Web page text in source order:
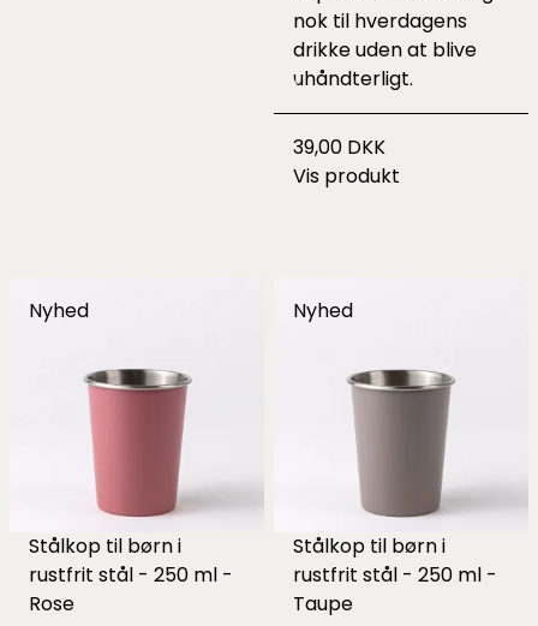
nok til hverdagens
drikke uden at blive
uhåndterligt.
39,00 DKK
Vis produkt
Nyhed
Stålkop til børn i
rustfrit stål - 250 ml -
Rose
Nyhed
Stålkop til børn i
rustfrit stål - 250 ml -
Taupe